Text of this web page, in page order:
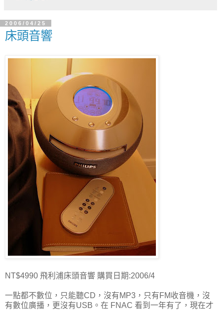
2006/04/25
床頭音響
NT$4990 飛利浦床頭音響 購買日期:2006/4
一點都不數位，只能聽CD，沒有MP3，只有FM收音機，沒
有數位廣播，更沒有USB。在 FNAC 看到一年有了，現在才